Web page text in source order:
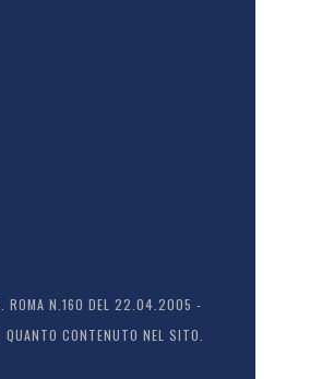
ROMA N.160 DEL 22.04.2005 -
CONTENUTO NEL SITO.